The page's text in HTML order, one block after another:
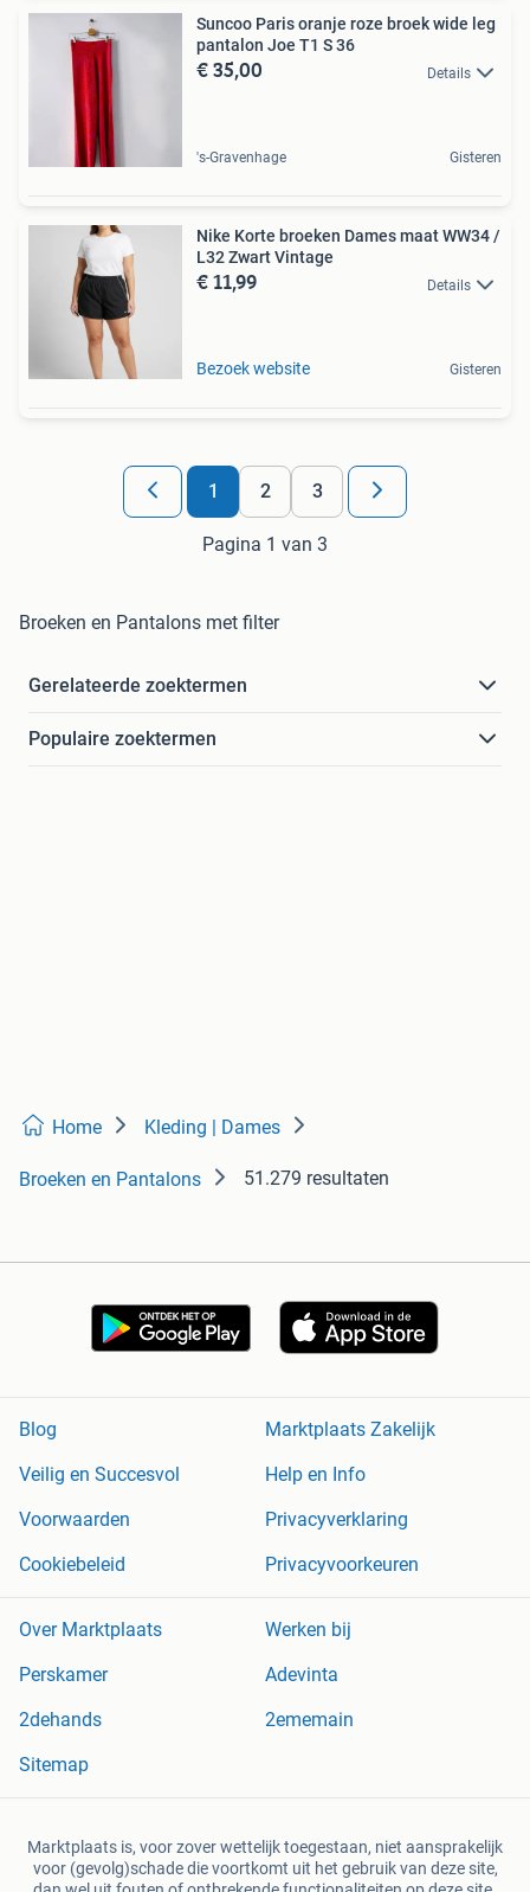
Suncoo Paris oranje roze broek wide leg
pantalon Joe T1 S 36
€ 35,00 Details
's-Gravenhage Gisteren
Nike Korte broeken Dames maat WW34 /
L32 Zwart Vintage
€ 11,99 Details
Bezoek website Gisteren
1 2 3
Pagina 1 van 3
Broeken en Pantalons met filter
Gerelateerde zoektermen
Populaire zoektermen
Home Kleding | Dames
Broeken en Pantalons 51.279 resultaten
Blog
Marktplaats Zakelijk
Veilig en Succesvol
Help en Info
Voorwaarden
Privacyverklaring
Cookiebeleid
Privacyvoorkeuren
Over Marktplaats
Werken bij
Perskamer
Adevinta
2dehands
2ememain
Sitemap
Marktplaats is, voor zover wettelijk toegestaan, niet aansprakelijk
voor (gevolg)schade die voortkomt uit het gebruik van deze site,